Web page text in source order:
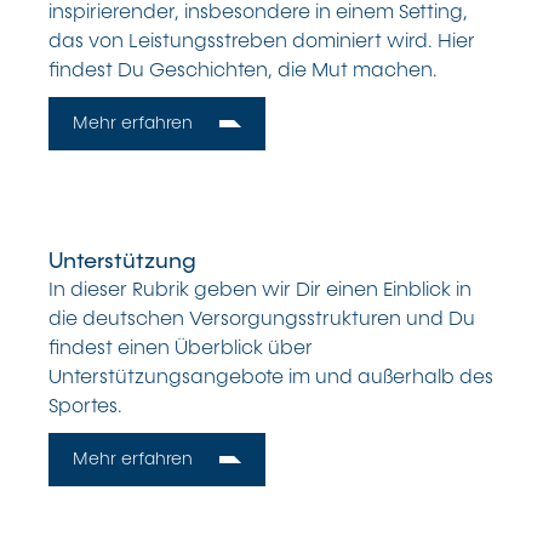
inspirierender, insbesondere in einem Setting,
das von Leistungsstreben dominiert wird. Hier
findest Du Geschichten, die Mut machen.
Mehr erfahren
Unterstützung
In dieser Rubrik geben wir Dir einen Einblick in
die deutschen Versorgungsstrukturen und Du
findest einen Überblick über
Unterstützungsangebote im und außerhalb des
Sportes.
Mehr erfahren